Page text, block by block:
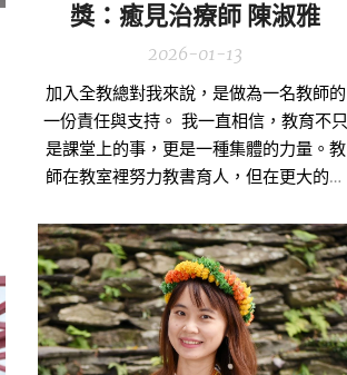
獎：癒見治療師 陳淑雅
2026-01-13
加入全教總對我來說，是做為一名教師的
一份責任與支持。 我一直相信，教育不只
是課堂上的事，更是一種集體的力量。教
師在教室裡努力教書育人，但在更大的教
發聲，守護教育的價值與專業。